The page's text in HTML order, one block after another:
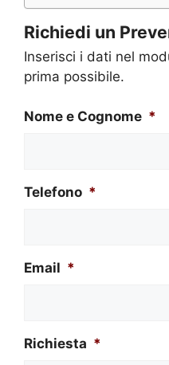
Richiedi un
Inserisci i dati nel
prima possibile.
Nome e Cognome *
Telefono *
Email *
Richiesta *